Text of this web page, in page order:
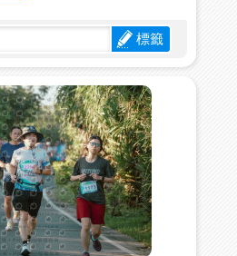
標籤